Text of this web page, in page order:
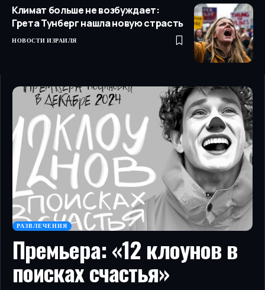
Климат больше не возбуждает:
Грета Тунберг нашла новую страсть
НОВОСТИ ИЗРАИЛЯ
РАЗВЛЕЧЕНИЯ
Премьера: «12 клоунов в
поисках счастья»